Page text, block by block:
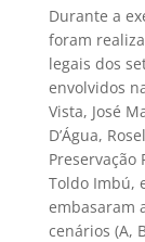
Durante a
foram
legais dos
envolvidos
Vista, José
D’Água,
Preservação
Toldo Imbú,
embasaram
cenários (A,